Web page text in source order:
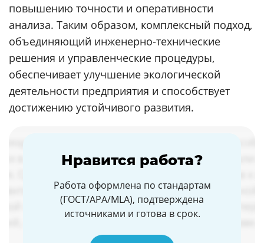
повышению точности и оперативности
анализа. Таким образом, комплексный подход,
объединяющий инженерно-технические
решения и управленческие процедуры,
обеспечивает улучшение экологической
деятельности предприятия и способствует
достижению устойчивого развития.
Нравится работа?
Работа оформлена по стандартам
(ГОСТ/APA/MLA), подтверждена
источниками и готова в срок.